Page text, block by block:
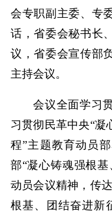
会专职副主委、专
话，省委会秘书长
议，省委会宣传部
主持会议。
会议全面学习
习贯彻民革中央“凝
程”主题教育动员
部“凝心铸魂强根
动员会议精神，传
根基、团结奋进新